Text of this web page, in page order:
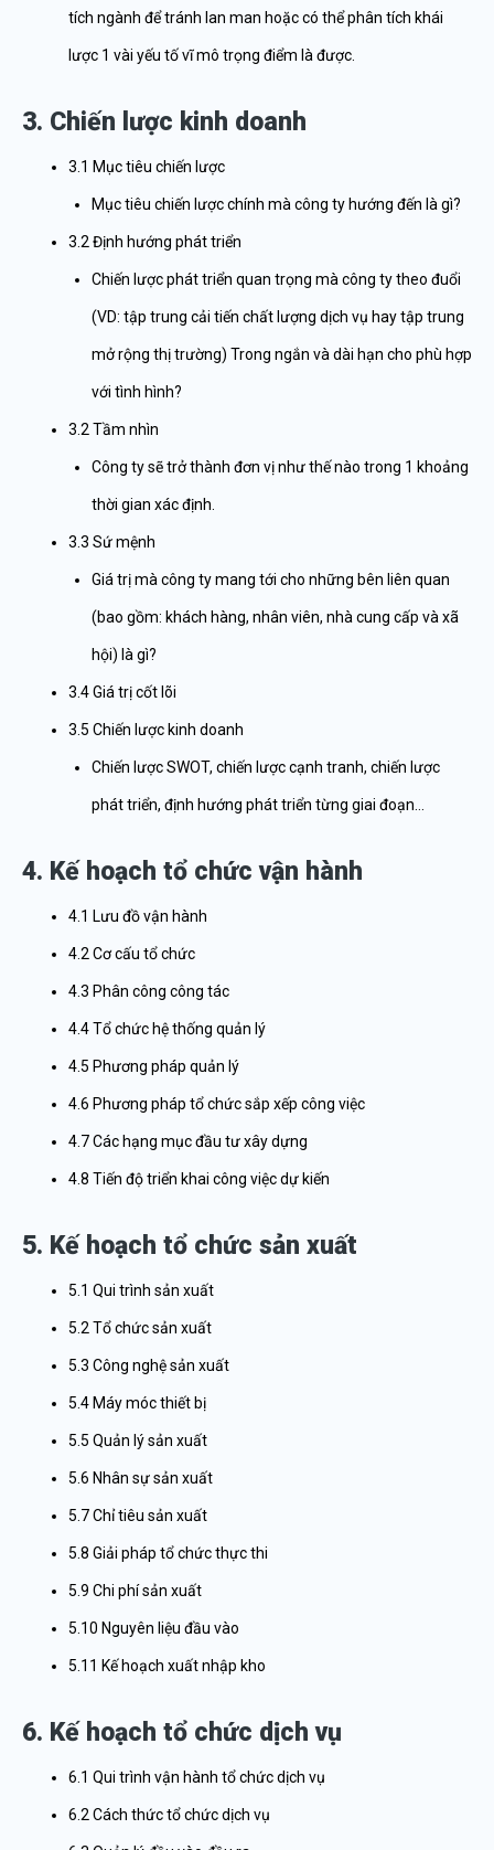
tích ngành để tránh lan man hoặc có thể phân tích khái
lược 1 vài yếu tố vĩ mô trọng điểm là được.
3. Chiến lược kinh doanh
3.1 Mục tiêu chiến lược
Mục tiêu chiến lược chính mà công ty hướng đến là gì?
3.2 Định hướng phát triển
Chiến lược phát triển quan trọng mà công ty theo đuổi
(VD: tập trung cải tiến chất lượng dịch vụ hay tập trung
mở rộng thị trường) Trong ngắn và dài hạn cho phù hợp
với tình hình?
3.2 Tầm nhìn
Công ty sẽ trở thành đơn vị như thế nào trong 1 khoảng
thời gian xác định.
3.3 Sứ mệnh
Giá trị mà công ty mang tới cho những bên liên quan
(bao gồm: khách hàng, nhân viên, nhà cung cấp và xã
hội) là gì?
3.4 Giá trị cốt lõi
3.5 Chiến lược kinh doanh
Chiến lược SWOT, chiến lược cạnh tranh, chiến lược
phát triển, định hướng phát triển từng giai đoạn…
4. Kế hoạch tổ chức vận hành
4.1 Lưu đồ vận hành
4.2 Cơ cấu tổ chức
4.3 Phân công công tác
4.4 Tổ chức hệ thống quản lý
4.5 Phương pháp quản lý
4.6 Phương pháp tổ chức sắp xếp công việc
4.7 Các hạng mục đầu tư xây dựng
4.8 Tiến độ triển khai công việc dự kiến
5. Kế hoạch tổ chức sản xuất
5.1 Qui trình sản xuất
5.2 Tổ chức sản xuất
5.3 Công nghệ sản xuất
5.4 Máy móc thiết bị
5.5 Quản lý sản xuất
5.6 Nhân sự sản xuất
5.7 Chỉ tiêu sản xuất
5.8 Giải pháp tổ chức thực thi
5.9 Chi phí sản xuất
5.10 Nguyên liệu đầu vào
5.11 Kế hoạch xuất nhập kho
6. Kế hoạch tổ chức dịch vụ
6.1 Qui trình vận hành tổ chức dịch vụ
6.2 Cách thức tổ chức dịch vụ